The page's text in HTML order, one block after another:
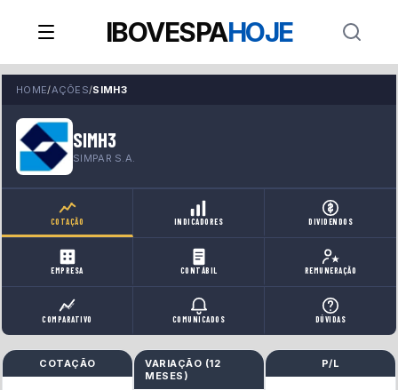
IBOVESPAHOJE
HOME/AÇÕES/SIMH3
SIMH3
SIMPAR S.A.
COTAÇÃO INDICADORES DIVIDENDOS
EMPRESA CONTÁBIL REMUNERAÇÃO
COMPARATIVO COMUNICADOS DÚVIDAS
COTAÇÃO VARIAÇÃO (12
MESES )
P/L